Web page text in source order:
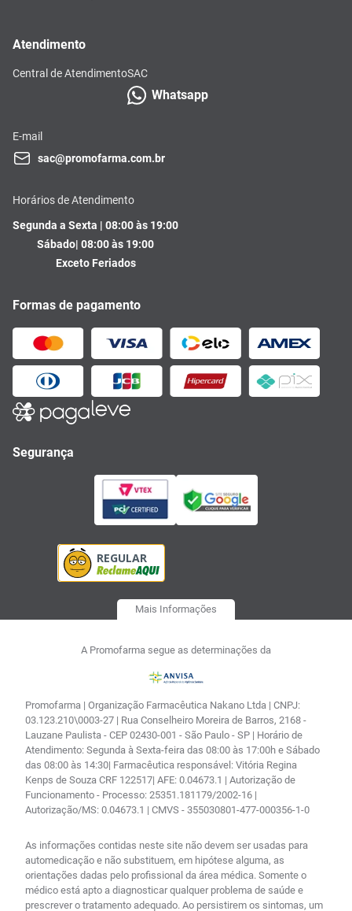
Atendimento
Central de AtendimentoSAC
Whatsapp
E-mail
sac@promofarma.com.br
Horários de Atendimento
Segunda a Sexta | 08:00 às 19:00
Sábado| 08:00 às 19:00
Exceto Feriados
Formas de pagamento
Segurança
Mais Informações
A Promofarma segue as determinações da
Promofarma | Organização Farmacêutica Nakano Ltda | CNPJ:
03.123.210\0003-27 | Rua Conselheiro Moreira de Barros, 2168 -
Lauzane Paulista - CEP 02430-001 - São Paulo - SP | Horário de
Atendimento: Segunda à Sexta-feira das 08:00 às 17:00h e Sábado
das 08:00 às 14:30| Farmacêutica responsável: Vitória Regina
Kenps de Souza CRF 122517| AFE: 0.04673.1 | Autorização de
Funcionamento - Processo: 25351.181179/2002-16 |
Autorização/MS: 0.04673.1 | CMVS - 355030801-477-000356-1-0
As informações contidas neste site não devem ser usadas para
automedicação e não substituem, em hipótese alguma, as
orientações dadas pelo profissional da área médica. Somente o
médico está apto a diagnosticar qualquer problema de saúde e
prescrever o tratamento adequado. Ao persistirem os sintomas, um